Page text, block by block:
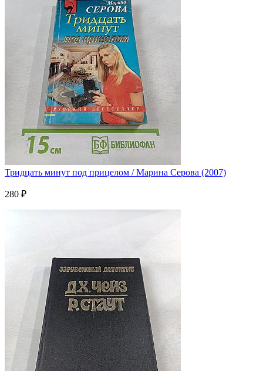
Тридцать минут под прицелом / Марина Серова (2007)
280 ₽